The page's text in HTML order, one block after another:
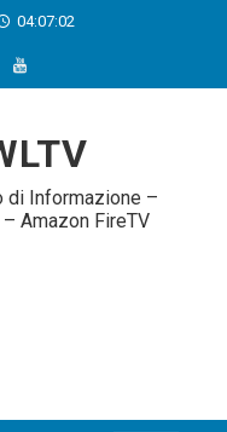
04:07:03
di Informazione –
Amazon FireTV